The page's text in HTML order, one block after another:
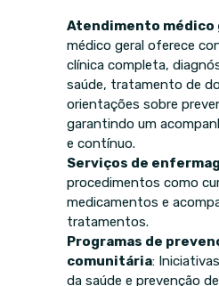
Atendimento médico
médico geral oferece
clínica completa,
saúde, tratamento de
orientações sobre
garantindo um
e contínuo.
Serviços de
procedimentos como
medicamentos e
tratamentos.
Programas de
comunitária:
da saúde e prevenção